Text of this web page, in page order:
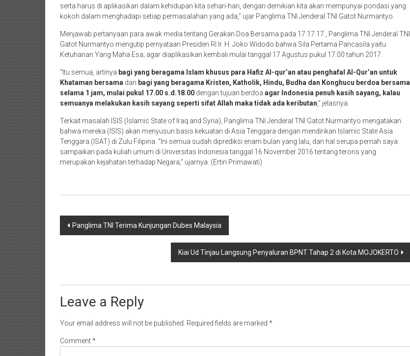
serta harus di aplikasikan dalam kehidupan kita sehari-hari, dengan demikian kita akan mempunyai pondasi yang
kokoh dalam menghadapi setiap permasalahan yang ada,” ujar Panglima TNI Jenderal TNI Gatot Nurmantyo.
Menjawab pertanyaan para awak media tentang Gerakan Doa Bersama pada 17.17.17., Panglima TNI Jenderal TNI
Gatot Nurmantyo mengutip pernyataan Presiden RI Ir. H. Joko Widodo bahwa Sila Pertama Pancasila yaitu
Ketuhanan Yang Maha Esa, agar diaplikasikan kembali mulai tanggal 17 Agustus pukul 17.00 tahun 2017.
“Itu semua, artinya bagi yang beragama Islam khusus para Hafiz Al-qur’an atau penghafal Al-Qur’an untuk
Khataman bersama dan bagi yang beragama Kristen, Katholik, Hindu, Budha dan Konghucu berdoa bersama
selama 1 jam, mulai pukul 17.00 s.d.18.00 dengan tujuan berdoa agar Indonesia penuh kasih sayang, kalau
semuanya melakukan kasih sayang seperti sifat Allah maka tidak ada keributan,” jelasnya.
Terkait masalah ISIS (Islamic State of Iraq and Syria), Panglima TNI Jenderal TNI Gatot Nurmantyo mengatakan
bahwa mereka (ISIS) akan menyusun basis kekuatan di Asia Tenggara dengan mendirikan Islamic State Asia
Tenggara (ISAT) di Zulu Filipina. “Ini semua sudah diprediksi enam bulan yang lalu, dan hal serupa pernah saya
sampaikan pada kuliah umum di Universitas Indonesia tanggal 16 November 2016 tentang teroris yang
merupakan kejahatan terhadap Negara,” ujarnya. (Ertin Primawati)
Post
Panglima TNI Terima Kunjungan Dubes Malaysia
Kiai Ud Tinjau Langsung Penyaluran BPNT Tahap 2 di Kota MOJOKERTO
Leave a Reply
Your email address will not be published. Required fields are marked *
Comment*